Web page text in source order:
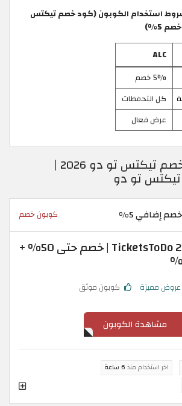
استخدام الكوبون (كود خصم تيكتس
5%)
ALC
5% خصم
كل التحفظات
عرض فعال
المزيد من كود خصم تيكتس تو دو 2026 |
تو دو
كوبون خصم
كود خصم TicketsToDo 2026 | خصم حتى 50% +
عروض مميزة كوبون موثق
مشاهدة الكوبون
اخر استخدام منذ 6 ساعة